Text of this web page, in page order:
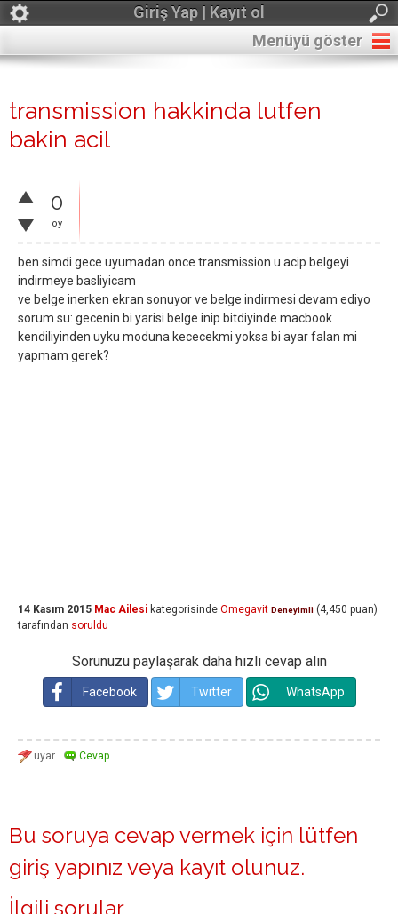
Giriş Yap | Kayıt ol
Menüyü göster
transmission hakkinda lutfen
bakin acil
0
oy
ben simdi gece uyumadan once transmission u acip belgeyi
indirmeye basliyicam
ve belge inerken ekran sonuyor ve belge indirmesi devam ediyo
sorum su: gecenin bi yarisi belge inip bitdiyinde macbook
kendiliyinden uyku moduna kececekmi yoksa bi ayar falan mi
yapmam gerek?
14 Kasım 2015 Mac Ailesi kategorisinde Omegavit Deneyimli (4,450 puan)
tarafından soruldu
Sorunuzu paylaşarak daha hızlı cevap alın
Facebook Twitter WhatsApp
Bu soruya cevap vermek için lütfen
giriş yapınız veya kayıt olunuz.
İlgili sorular